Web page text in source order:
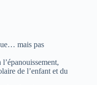
mais pas
de l’enfant et du